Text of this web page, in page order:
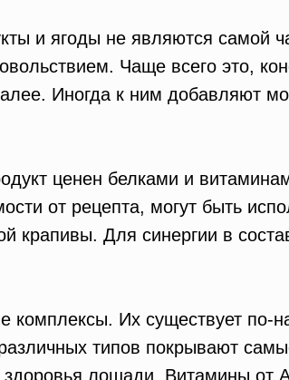
и ягоды не являются самой
Чаще всего это,
Иногда к ним добавляют
ценен белками и
от рецепта, могут быть
крапивы. Для синергии в
комплексы. Их существует по-
типов покрывают
лошади. Витамины от